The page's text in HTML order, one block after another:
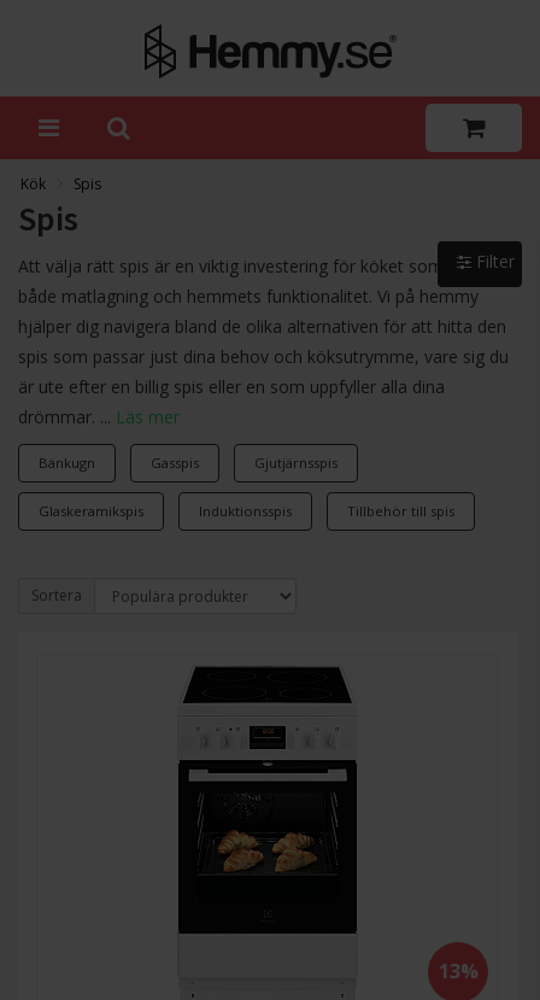
Kök Spis
Spis
Att välja rätt spis är en viktig investering för köket som påverkar
både matlagning och hemmets funktionalitet. Vi på hemmy
hjälper dig navigera bland de olika alternativen för att hitta den
spis som passar just dina behov och köksutrymme, vare sig du
är ute efter en billig spis eller en som uppfyller alla dina
drömmar. ... Läs mer
Bänkugn Gasspis Gjutjärnsspis
Glaskeramikspis Induktionsspis Tillbehör till spis
Sortera
13%
Filter